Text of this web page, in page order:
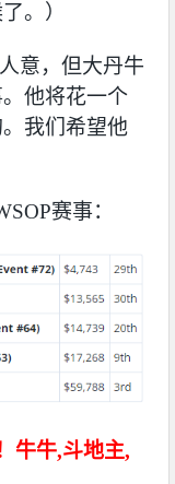
。）
意，但大丹牛
他将花一个
我们希望他
赛事：
牛牛,斗地主,